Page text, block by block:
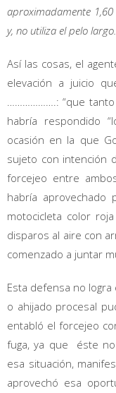
aproximadamente
y, no utiliza el pelo largo.
Así las cosas, el
elevación a juicio
……………….: “que
habría respondido
ocasión en la que
sujeto con intención
forcejeo entre
habría
motocicleta color
disparos al aire con
comenzado a juntar
Esta defensa no
o ahijado procesal
entabló el forcejeo
fuga, ya que éste
esa situación,
aprovechó esa